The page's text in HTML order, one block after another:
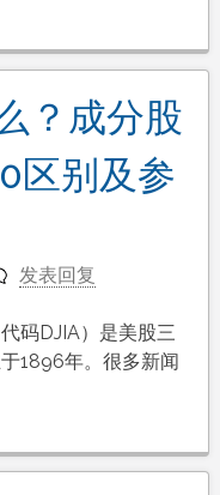
？成分股
区别及参
发表回复
码DJIA）是美股三
1896年。很多新闻